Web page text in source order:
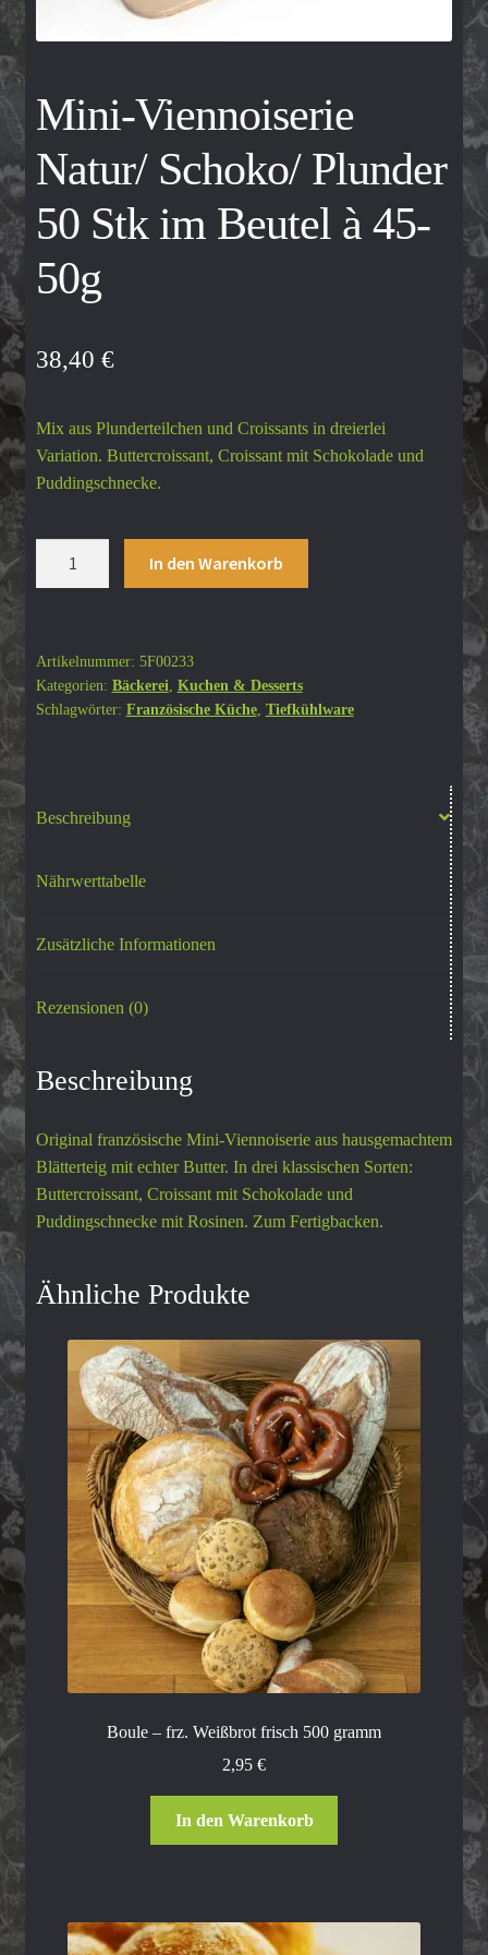
My account
Shop
Versandarten
Widerrufsbelehrung
Mini-Viennoiserie
Natur/ Schoko/ Plunder
50 Stk im Beutel à 45-
50g
38,40 €
Mix aus Plunderteilchen und Croissants in dreierlei
Variation. Buttercroissant, Croissant mit Schokolade und
Puddingschnecke.
Plunder
50
Stk
45-
Menge
In den Warenkorb
Artikelnummer: 5F00233
Kategorien: Bäckerei Kuchen & Desserts
Schlagwörter: Französische Küche, Tiefkühlware
Beschreibung
Nährwerttabelle
Zusätzliche Informationen
Rezensionen (0)
Beschreibung
Original französische Mini-Viennoiserie aus hausgemachtem
Blätterteig mit echter Butter. In drei klassischen Sorten:
Buttercroissant, Croissant mit Schokolade und
Puddingschnecke mit Rosinen. Zum Fertigbacken.
Ähnliche Produkte
Boule – frz. Weißbrot frisch 500 gramm
2,95 €
In den Warenkorb